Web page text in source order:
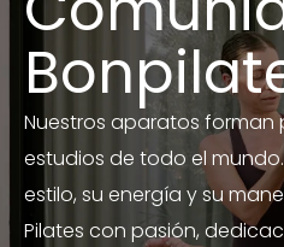
Nuestros aparatos forman
estudios de todo el
estilo, su energía y su
Pilates con pasión,